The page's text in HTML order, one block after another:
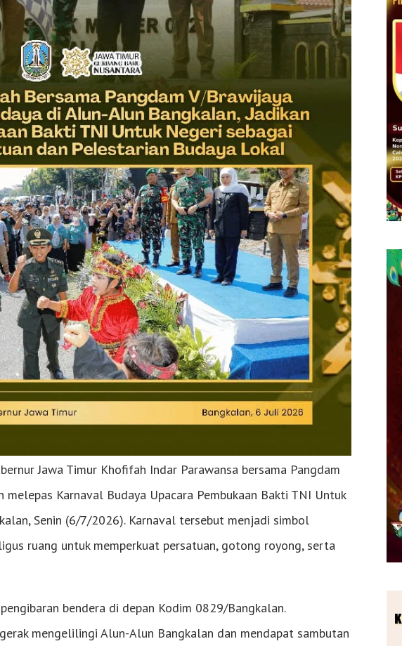
Jawa Timur Khofifah Indar Parawansa bersama Pangdam
Karnaval Budaya Upacara Pembukaan Bakti TNI Untuk
Senin (6/7/2026). Karnaval tersebut menjadi simbol
ruang untuk memperkuat persatuan, gotong royong, serta
bendera di depan Kodim 0829/Bangkalan.
mengelilingi Alun-Alun Bangkalan dan mendapat sambutan